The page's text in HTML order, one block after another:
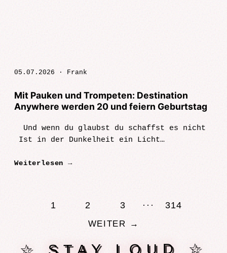
05.07.2026 · Frank
Mit Pauken und Trompeten: Destination
Anywhere werden 20 und feiern Geburtstag
Ist in der Dunkelheit ein Licht
Konzert einer SkaPunk-Band aus Siegen. Das
Weiterlesen →
1 2 3 ··· 314
WEITER →
☆ STAY LOUD ☆